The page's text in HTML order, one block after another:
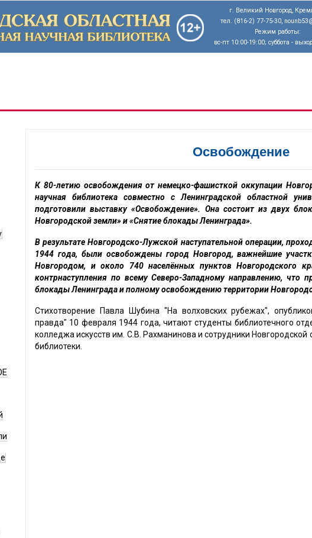
г. Великий Новгород,
тел. (816-2) 77-75-30,
Режим работы:
вс-пт 10:00-19:00; суббота -
Освобождение
К 80-летию освобождения от немецко-фашисткой оккупации
научная библиотека совместно с Ленинградской областной
подготовили выставку «Освобождение». Она состоит из двух
Новгородской земли» и «Снятие блокады Ленинграда».
В результате Новгородско-Лужской наступательной операции,
1944 года, были освобождены город Новгород, важнейшие
Новгородом, и около 740 населённых пунктов Новгородского
контрнаступления по всему Северо-Западному направлению, что
блокады Ленинграда и полному освобождению территории
Стихотворение Павла Шубина "На волховских рубежах",
правда" 10 февраля 1944 года, читают студенты библиотечного
колледжа искусств им. С.В. Рахманинова и сотрудники Новгородской
библиотеки.